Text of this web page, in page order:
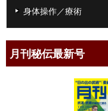
身体操作／療術
月刊秘伝最新号